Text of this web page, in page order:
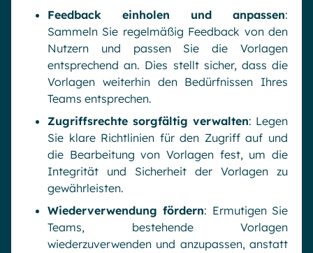
Feedback einholen und anpassen:
Sammeln Sie regelmäßig Feedback von den
Nutzern und passen Sie die Vorlagen
entsprechend an. Dies stellt sicher, dass die
Vorlagen weiterhin den Bedürfnissen Ihres
Teams entsprechen.
Zugriffsrechte sorgfältig verwalten: Legen
Sie klare Richtlinien für den Zugriff auf und
die Bearbeitung von Vorlagen fest, um die
Integrität und Sicherheit der Vorlagen zu
gewährleisten.
Wiederverwendung fördern: Ermutigen Sie
Teams, bestehende Vorlagen
wiederzuverwenden und anzupassen, anstatt